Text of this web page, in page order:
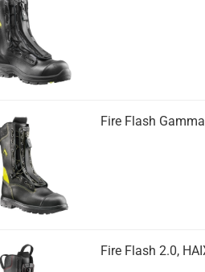
Fire Flash
Fire Flash 2.0,